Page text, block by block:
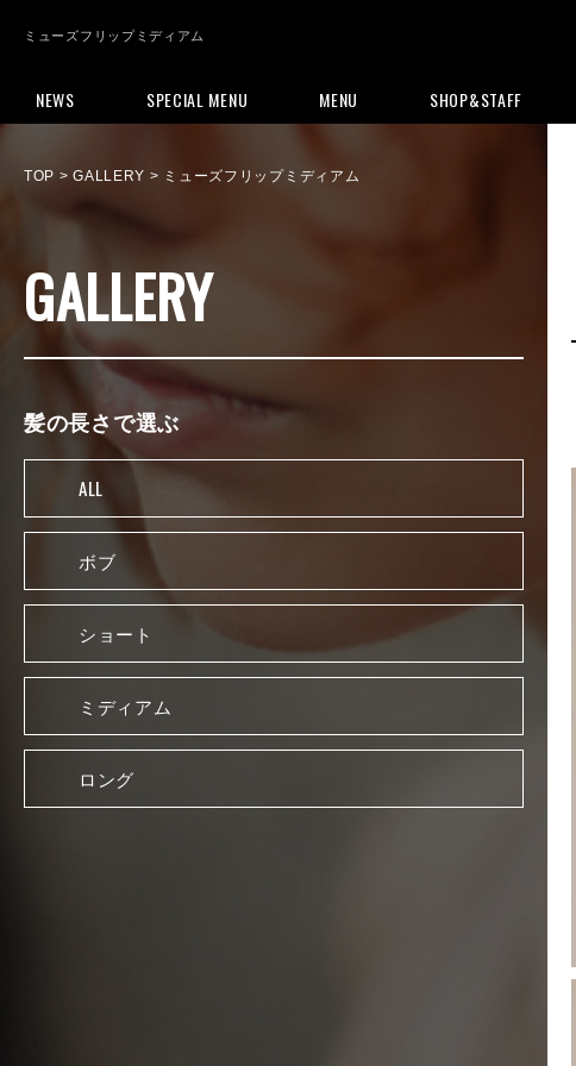
ミューズフリップミディアム
NEWS SPECIAL MENU MENU SHOP&STAFF
TOP >GALLERY > ミューズフリップミディアム
GALLERY
髪の長さで選ぶ
ALL
ボブ
ショート
ミディアム
ロング